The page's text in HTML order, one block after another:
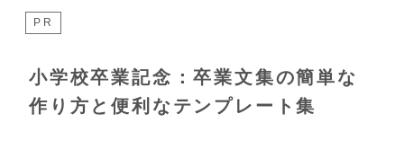
PR
小学校卒業記念：卒業文集の簡単な
作り方と便利なテンプレート集